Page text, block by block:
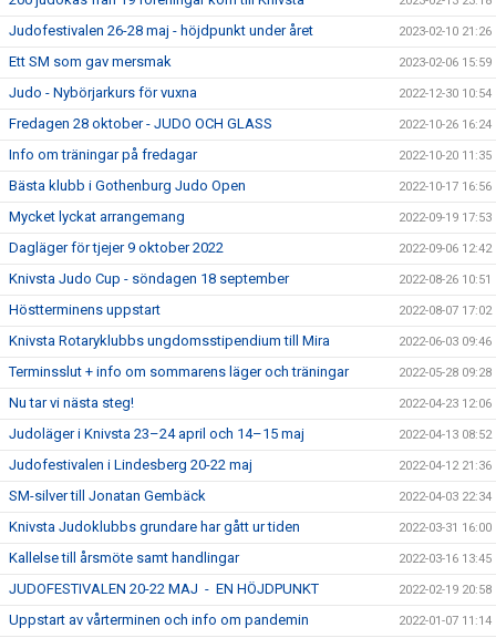
Judofestivalen 26-28 maj - höjdpunkt under året 2023-02-10 21:26
Ett SM som gav mersmak 2023-02-06 15:59
Judo - Nybörjarkurs för vuxna 2022-12-30 10:54
Fredagen 28 oktober - JUDO OCH GLASS 2022-10-26 16:24
Info om träningar på fredagar 2022-10-20 11:35
Bästa klubb i Gothenburg Judo Open 2022-10-17 16:56
Mycket lyckat arrangemang 2022-09-19 17:53
Dagläger för tjejer 9 oktober 2022 2022-09-06 12:42
Knivsta Judo Cup - söndagen 18 september 2022-08-26 10:51
Höstterminens uppstart 2022-08-07 17:02
Knivsta Rotaryklubbs ungdomsstipendium till Mira 2022-06-03 09:46
Terminsslut + info om sommarens läger och träningar 2022-05-28 09:28
Nu tar vi nästa steg! 2022-04-23 12:06
Judoläger i Knivsta 23–24 april och 14–15 maj 2022-04-13 08:52
Judofestivalen i Lindesberg 20-22 maj 2022-04-12 21:36
SM-silver till Jonatan Gembäck 2022-04-03 22:34
Knivsta Judoklubbs grundare har gått ur tiden 2022-03-31 16:00
Kallelse till årsmöte samt handlingar 2022-03-16 13:45
JUDOFESTIVALEN 20-22 MAJ - EN HÖJDPUNKT 2022-02-19 20:58
Uppstart av vårterminen och info om pandemin 2022-01-07 11:14